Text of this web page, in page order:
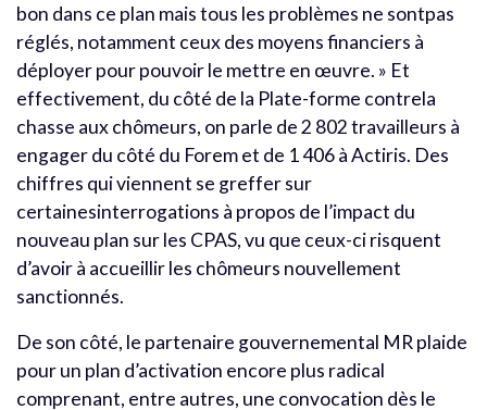
bon dans ce plan mais tous les problèmes ne sontpas
réglés, notamment ceux des moyens financiers à
déployer pour pouvoir le mettre en œuvre. » Et
effectivement, du côté de la Plate-forme contrela
chasse aux chômeurs, on parle de 2 802 travailleurs à
engager du côté du Forem et de 1 406 à Actiris. Des
chiffres qui viennent se greffer sur
certainesinterrogations à propos de l’impact du
nouveau plan sur les CPAS, vu que ceux-ci risquent
d’avoir à accueillir les chômeurs nouvellement
sanctionnés.
De son côté, le partenaire gouvernemental MR plaide
pour un plan d’activation encore plus radical
comprenant, entre autres, une convocation dès le